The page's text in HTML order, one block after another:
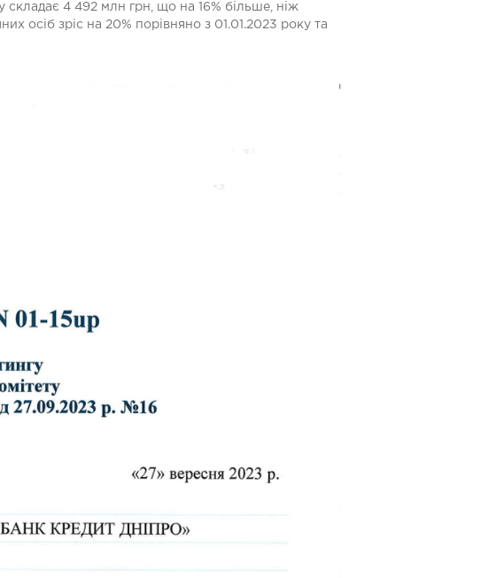
4 492 млн грн, що на 16% більше, ніж
осіб зріс на 20% порівняно з 01.01.2023 року та